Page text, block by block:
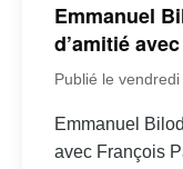
Emmanuel
d’amitié
Publié le
Emmanuel
avec François